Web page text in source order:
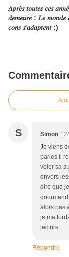
𝐴𝑝𝑟𝑒̀𝑠 𝑡𝑜𝑢𝑡𝑒𝑠 𝑐𝑒𝑠
𝑑𝑒𝑚𝑒𝑢𝑟𝑒 : 𝐿𝑒 𝑚𝑜𝑛𝑑𝑒
𝑐𝑜𝑛𝑠 𝑠'𝑎𝑑𝑎𝑝𝑡𝑒𝑛𝑡 :)
S Simon
Je viens
parles il
voler sa
envers
dire que
alors pas
je me
lecture.
Répondre